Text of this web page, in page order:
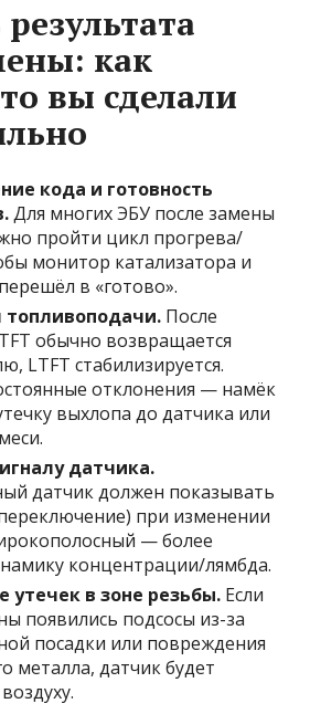
как
вы сделали
кода и готовность
Для многих ЭБУ после замены
пройти цикл прогрева/
монитор катализатора и
в «готово».
топливоподачи. После
обычно возвращается
LTFT стабилизируется.
отклонения — намёк
выхлопа до датчика или
датчика.
датчик должен показывать
при изменении
— более
концентрации/лямбда.
утечек в зоне резьбы. Если
появились подсосы из-за
посадки или повреждения
металла, датчик будет